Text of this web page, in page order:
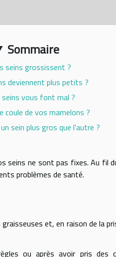
Sommaire
seins grossissent ?
deviennent plus petits ?
seins vous font mal ?
coule de vos mamelons ?
sein plus gros que l'autre ?
seins ne sont pas fixes. Au fil
problèmes de santé.
et, en raison de la
ou après avoir pris des